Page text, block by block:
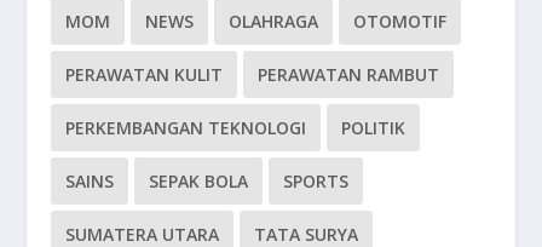
MOM NEWS OLAHRAGA OTOMOTIF
PERAWATAN KULIT PERAWATAN RAMBUT
PERKEMBANGAN TEKNOLOGI POLITIK
SAINS SEPAK BOLA SPORTS
SUMATERA UTARA TATA SURYA